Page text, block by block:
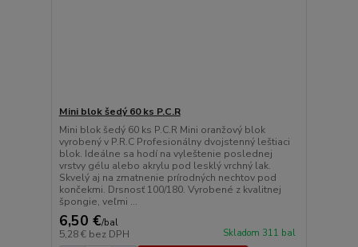
Mini blok šedý 60 ks P.C.R
Mini blok šedý 60 ks P.C.R Mini oranžový blok
vyrobený v P.R.C Profesionálny dvojstenný leštiaci
blok. Ideálne sa hodí na vyleštenie poslednej
vrstvy gélu alebo akrylu pod lesklý vrchný lak.
Skvelý aj na zmatnenie prírodných nechtov pod
končekmi. Drsnosť 100/180. Vyrobené z kvalitnej
špongie, veľmi ...
6,50 €/bal
5,28 € bez DPH Skladom 311 bal